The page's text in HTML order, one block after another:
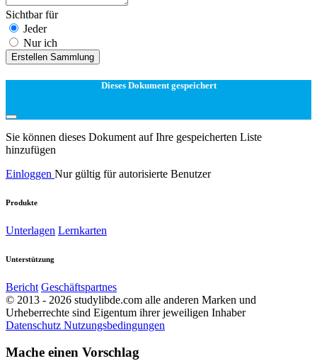
Sichtbar für
Jeder
Nur ich
Erstellen Sammlung
Dieses Dokument gespeichert
Sie können dieses Dokument auf Ihre gespeicherten Liste
hinzufügen
Einloggen Nur gültig für autorisierte Benutzer
Produkte
Unterlagen Lernkarten
Unterstützung
Bericht Geschäftspartnes
© 2013 - 2026 studylibde.com alle anderen Marken und
Urheberrechte sind Eigentum ihrer jeweiligen Inhaber
Datenschutz Nutzungsbedingungen
Mache einen Vorschlag